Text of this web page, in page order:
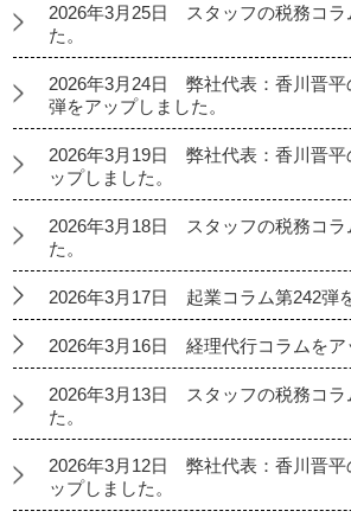
2026年3月25日 スタッフの税務コラ
た。
2026年3月24日 弊社代表：香川晋平
弾をアップしました。
2026年3月19日 弊社代表：香川晋平
ップしました。
2026年3月18日 スタッフの税務コラ
た。
2026年3月17日 起業コラム第242弾
2026年3月16日 経理代行コラムをア
2026年3月13日 スタッフの税務コラ
た。
2026年3月12日 弊社代表：香川晋平
ップしました。